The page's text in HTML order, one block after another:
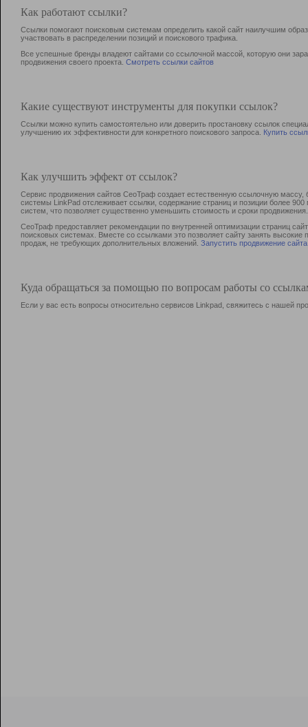
Как работают ссылки?
Ссылки помогают поисковым системам определить какой сайт наилучшим
участвовать в раcпределении позиций и поискового трафика.
Все успешные бренды владеют сайтами со ссылочной массой, которую они
продвижения своего проекта. Смотреть ссылки сайтов
Какие существуют инструменты для покупки ссылок?
Ссылки можно купить самостоятельно или доверить простановку ссылок
улучшению их эффективности для конкретного поискового запроса. Купить
Как улучшить эффект от ссылок?
Сервис продвижения сайтов СеоТраф создает естественную ссылочную
системы LinkPad отслеживает ссылки, содержание страниц и позиции более
систем, что позволяет существенно уменьшить стоимость и сроки продвижения.
СеоТраф предоставляет рекомендации по внутренней оптимизации страниц
поисковых системах. Вместе со ссылками это позволяет сайту занять
продаж, не требующих дополнительных вложений. Запустить продвижение сайта
Куда обращаться за помощью по вопросам работы со
Если у вас есть вопросы относительно сервисов Linkpad, свяжитесь с нашей